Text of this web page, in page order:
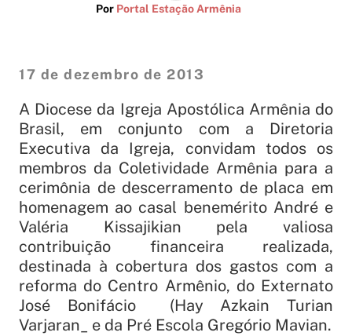
Por Portal Estação Armênia
17 de dezembro de 2013
A Diocese da Igreja Apostólica Armênia do
Brasil, em conjunto com a Diretoria
Executiva da Igreja, convidam todos os
membros da Coletividade Armênia para a
cerimônia de descerramento de placa em
homenagem ao casal benemérito André e
Valéria Kissajikian pela valiosa
contribuição financeira realizada,
destinada à cobertura dos gastos com a
reforma do Centro Armênio, do Externato
José Bonifácio (Hay Azkain Turian
Varjaran_ e da Pré Escola Gregório Mavian.